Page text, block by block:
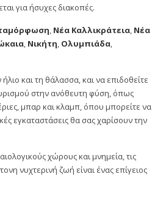
για ήσυχες διακοπές.
, Νέα Καλλικράτεια, Νέα
, Νικήτη, Ολυμπιάδα,
και τη θάλασσα, και να επιδοθείτε
στην ανόθευτη φύση, όπως
μπαρ και κλαμπ, όπου μπορείτε να
εγκαταστάσεις θα σας χαρίσουν την
χώρους και μνημεία, τις
νυχτερινή ζωή είναι ένας επίγειος